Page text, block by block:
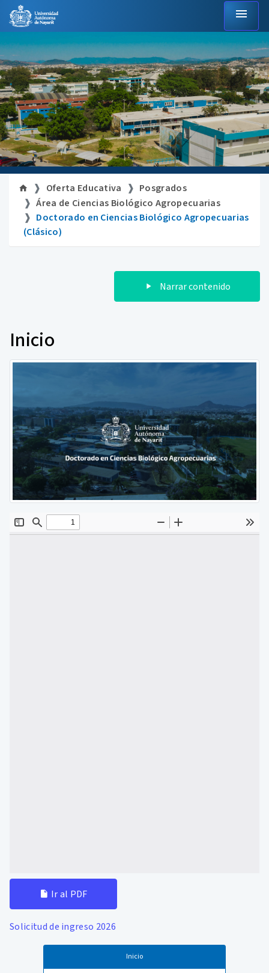
menu
Oferta Educativa
Posgrados
Área de Ciencias Biológico Agropecuarias
Doctorado en Ciencias Biológico Agropecuarias
(Clásico)
Narrar contenido
Inicio
Ir al PDF
Solicitud de ingreso 2026
Inicio